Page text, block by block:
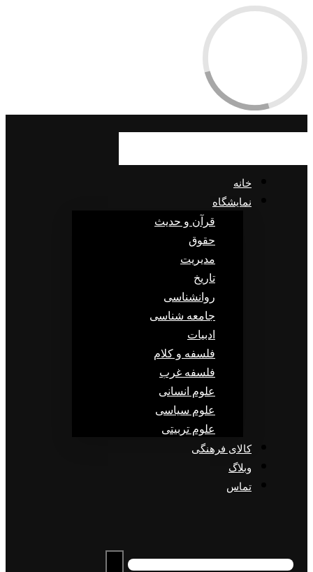
خانه
نمایشگاه
قرآن و حدیث
حقوق
مدیریت
تاریخ
روانشناسی
جامعه شناسی
ادبیات
فلسفه و کلام
فلسفه غرب
علوم انسانی
علوم سیاسی
علوم تربیتی
کالای فرهنگی
وبلاگ
تماس